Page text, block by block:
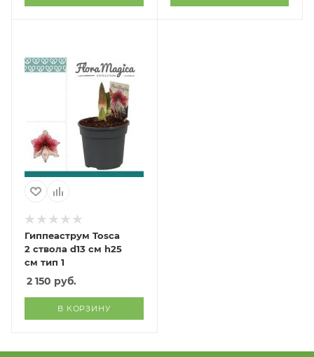
Гиппеаструм Tosca
2 ствола d13 см h25
см тип 1
2 150 руб.
В КОРЗИНУ